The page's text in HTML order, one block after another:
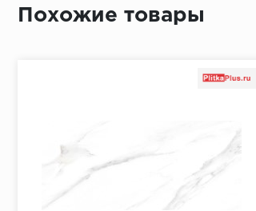
Высокая вероятность одобрения:
Срок предоставления кредита от
Похожие товары